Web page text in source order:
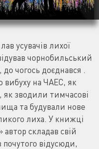
усувачiв лихої
чорнобильський
чогось доєднався .
вибуху на ЧАЕС, як
як зводили тимчасовi
та будували нове
лиха. У книжці
складав свій
почутого вiдусюди,